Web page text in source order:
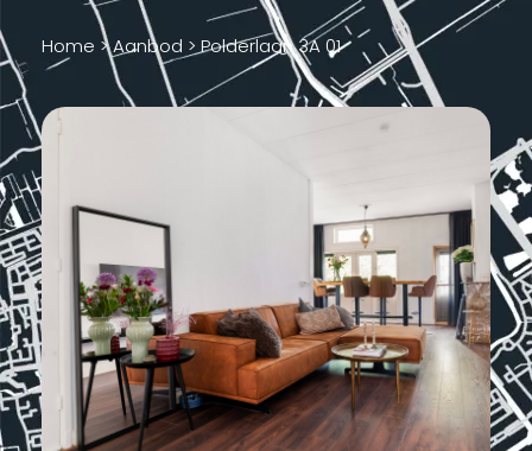
Home >Aanbod >Polderlaan 3A 01